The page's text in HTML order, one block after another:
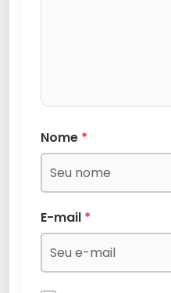
Nome *
E-mail *